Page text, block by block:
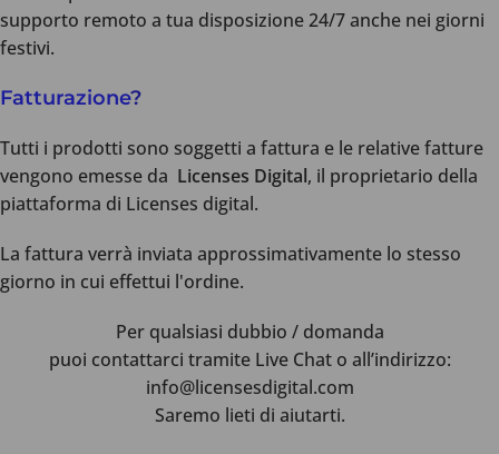
supporto remoto a tua disposizione 24/7 anche nei giorni
festivi.
Fatturazione?
Tutti i prodotti sono soggetti a fattura e le relative fatture
vengono emesse da Licenses Digital, il proprietario della
piattaforma di Licenses digital.
La fattura verrà inviata approssimativamente lo stesso
giorno in cui effettui l'ordine.
Per qualsiasi dubbio / domanda
puoi contattarci tramite Live Chat o all’indirizzo:
info@licensesdigital.com
Saremo lieti di aiutarti.